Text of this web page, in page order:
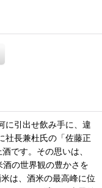
に引出せ飲み手に、違
社長兼杜氏の「佐藤正
です。その思いは、
酒の世界観の豊かさを
は、酒米の最高峰に位